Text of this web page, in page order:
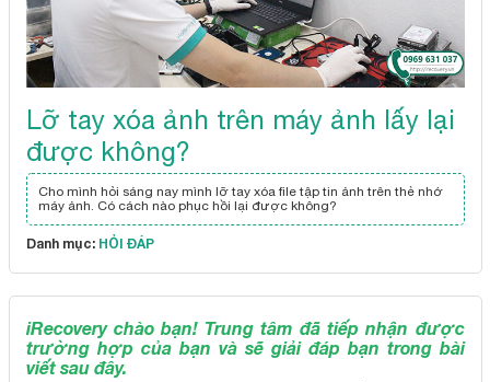
Lỡ tay xóa ảnh trên máy ảnh lấy lại
được không?
Cho mình hỏi sáng nay mình lỡ tay xóa file tập tin ảnh trên thẻ nhớ
máy ảnh. Có cách nào phục hồi lại được không?
Danh mục: HỎI ĐÁP
iRecovery chào bạn! Trung tâm đã tiếp nhận được
trường hợp của bạn và sẽ giải đáp bạn trong bài
viết sau đây.